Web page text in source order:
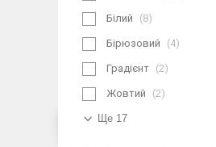
Білий 8
Бірюзовий 4
Градієнт 2
Жовтий 2
Ще 17